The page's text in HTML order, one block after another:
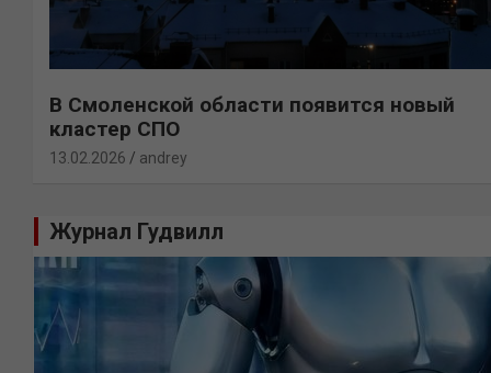
В Смоленской области появится новый
кластер СПО
13.02.2026 andrey
Журнал Гудвилл